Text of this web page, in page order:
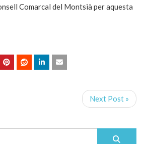
Comarcal del Montsià per aquesta
Next Post »